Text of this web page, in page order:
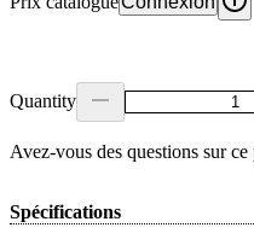
Quantity
Avez‑vous des questions sur
Spécifications